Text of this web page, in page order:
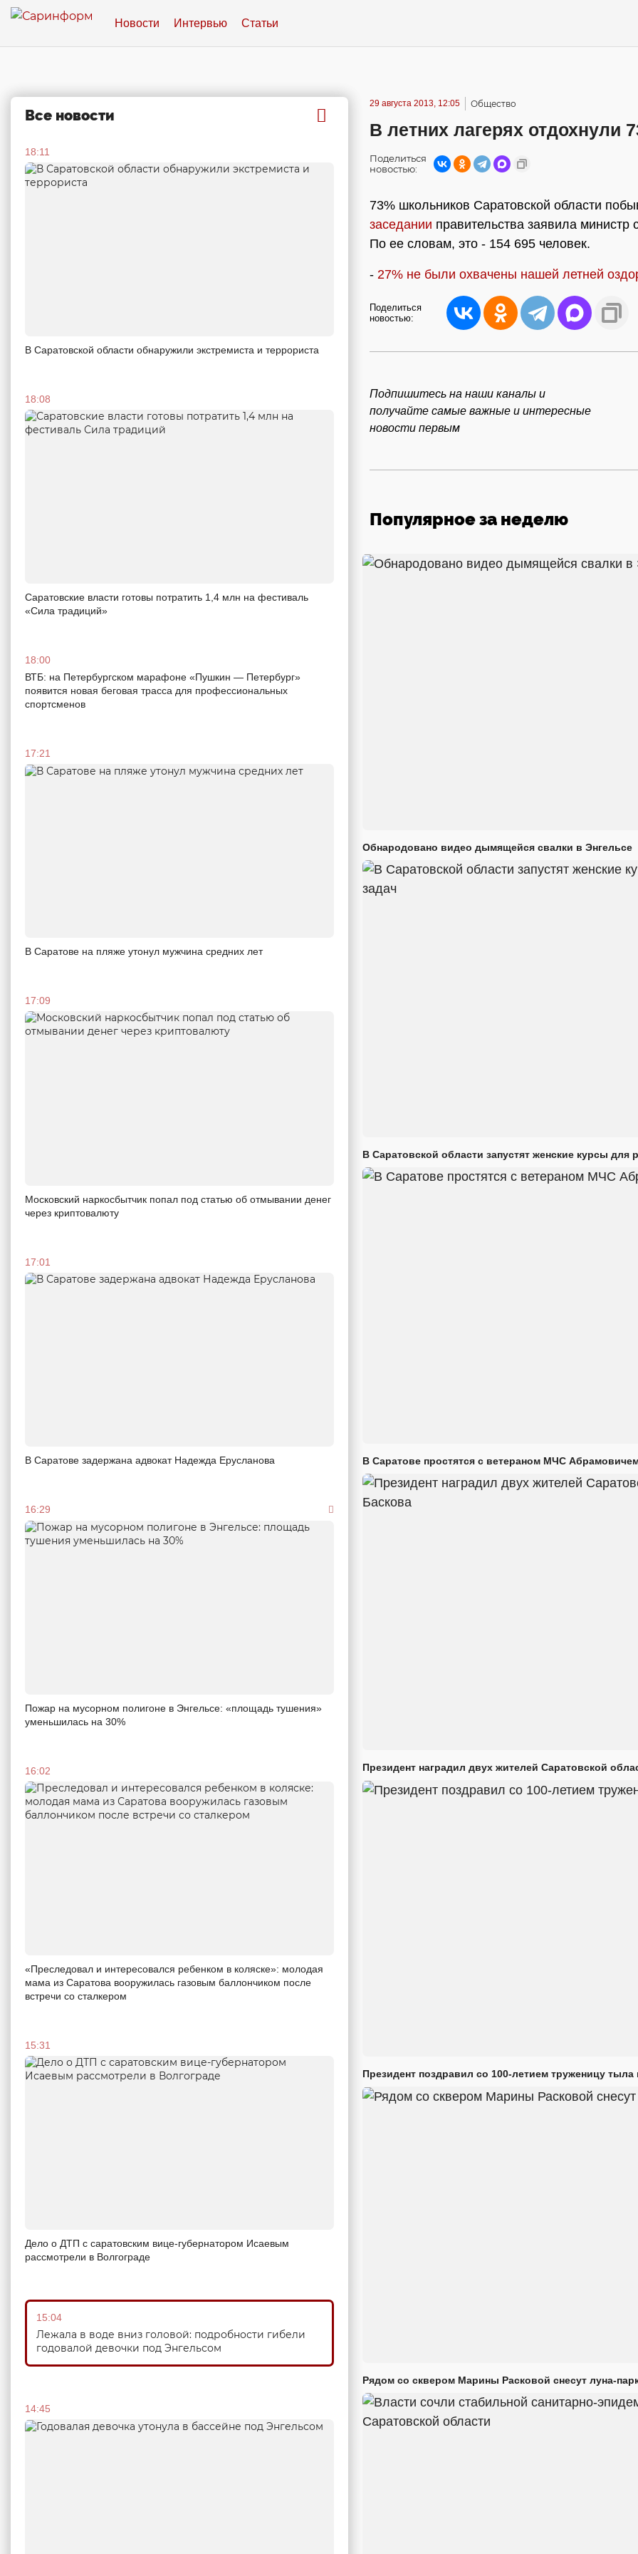
Новости Интервью Статьи
Все новости
18:11
В Саратовской области обнаружили экстремиста и террориста
18:08
Саратовские власти готовы потратить 1,4 млн на фестиваль
«Сила традиций»
18:00
ВТБ: на Петербургском марафоне «Пушкин — Петербург»
появится новая беговая трасса для профессиональных
спортсменов
17:21
В Саратове на пляже утонул мужчина средних лет
17:09
Московский наркосбытчик попал под статью об отмывании денег
через криптовалюту
17:01
В Саратове задержана адвокат Надежда Ерусланова
16:29
Пожар на мусорном полигоне в Энгельсе: «площадь тушения»
уменьшилась на 30%
16:02
«Преследовал и интересовался ребенком в коляске»: молодая
мама из Саратова вооружилась газовым баллончиком после
встречи со сталкером
15:31
Дело о ДТП с саратовским вице-губернатором Исаевым
рассмотрели в Волгограде
15:04
Лежала в воде вниз головой: подробности гибели
годовалой девочки под Энгельсом
14:45
29 августа 2013, 12:05 Общество
В летних лагерях отдохнули
Поделиться
новостью:
73% школьников Саратовской области
заседании правительства заявила министр
По ее словам, это - 154 695 человек.
- 27% не были охвачены нашей летней
Поделиться
новостью:
Подпишитесь на наши каналы и
получайте самые важные и интересные
новости первым
Популярное за неделю
Обнародовано видео дымящейся свалки в Энгельсе
В Саратовской области запустят женские курсы
В Саратове простятся с ветераном МЧС
Президент наградил двух жителей Саратовской
Президент поздравил со 100-летием труженицу тыла
Рядом со сквером Марины Расковой снесут луна-